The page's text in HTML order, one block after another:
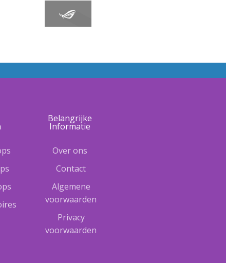
Belangrijke
Informatie
Over ons
Contact
Algemene
voorwaarden
Privacy
voorwaarden